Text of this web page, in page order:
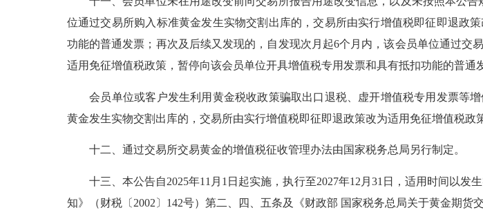
位通过交易所购入标准黄金发生实物交割出库的，交易所由实行增值税即征即退政
功能的普通发票；再次及后续又发现的，自发现次月起6个月内，该会员单位通过
适用免征增值税政策，暂停向该会员单位开具增值税专用发票和具有抵扣功能的普通
会员单位或客户发生利用黄金税收政策骗取出口退税、虚开增值税专用发票等
黄金发生实物交割出库的，交易所由实行增值税即征即退政策改为适用免征增值税政
十二、通过交易所交易黄金的增值税征收管理办法由国家税务总局另行制定。
十三、本公告自2025年11月1日起实施，执行至2027年12月31日，适用时间以发
知》（财税〔2002〕142号）第二、四、五条及《财政部 国家税务总局关于黄金期货